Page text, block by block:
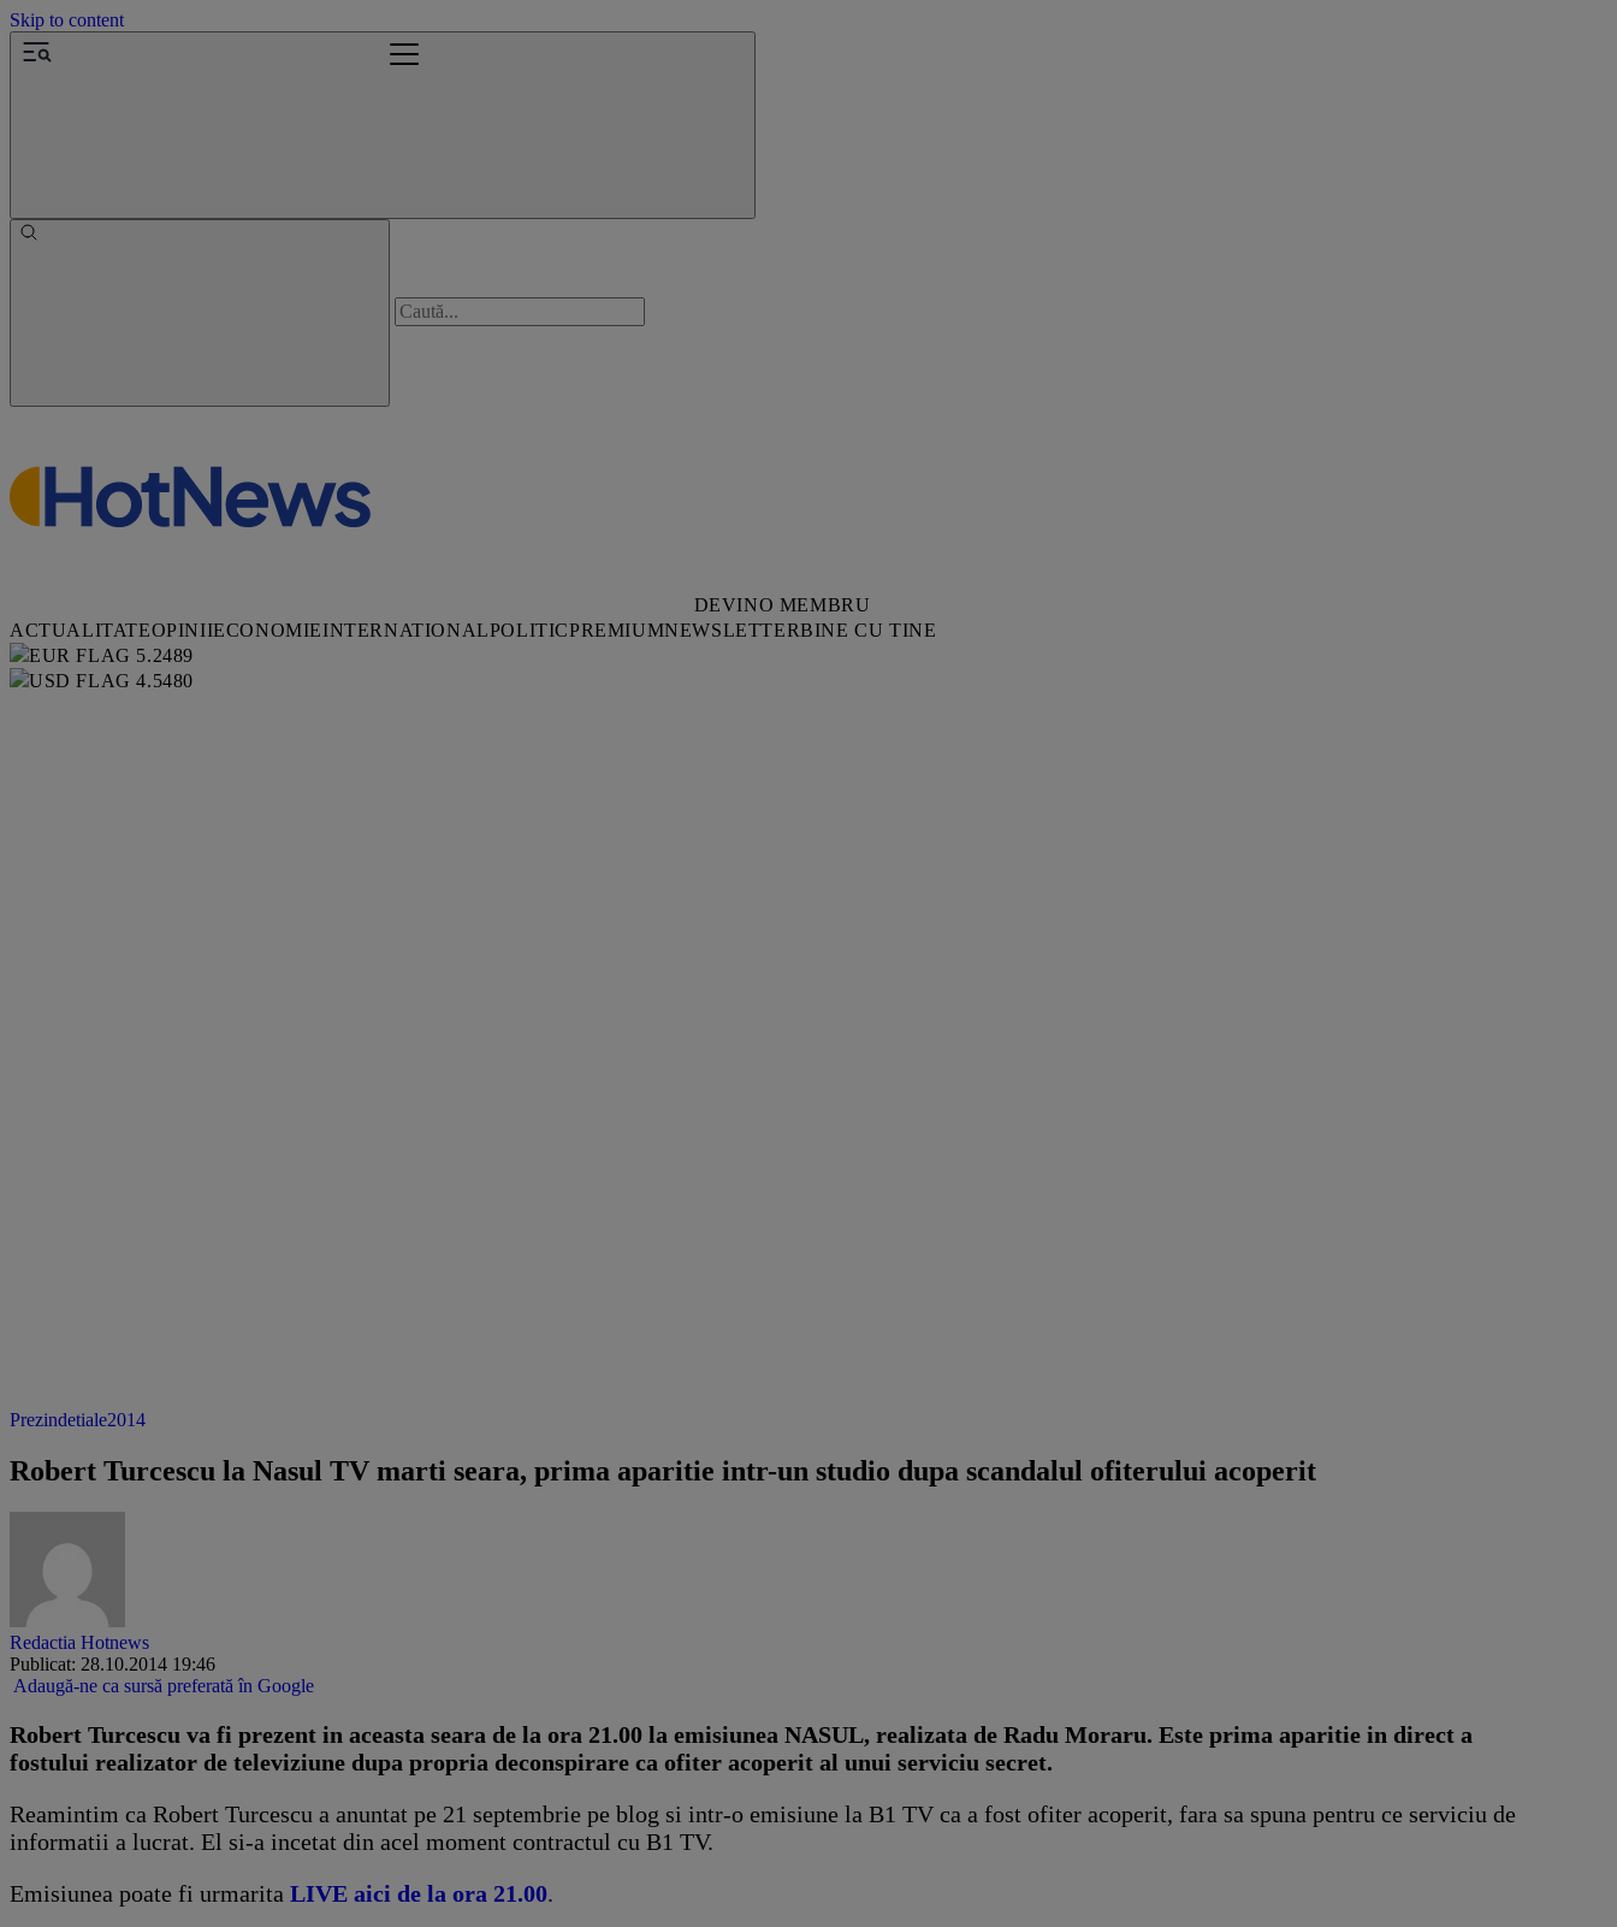
Skip to content
DEVINO MEMBRU
ACTUALITATEOPINIIECONOMIEINTERNATIONALPOLITICPREMIUMNEWSLETTERBINE CU TINE
5.2489
4.5480
Prezindetiale2014
Robert Turcescu la Nasul TV marti seara, prima aparitie intr-un studio dupa scandalul ofiterului acoperit
Redactia Hotnews
Publicat: 28.10.2014 19:46
Adaugă-ne ca sursă preferată în Google
Robert Turcescu va fi prezent in aceasta seara de la ora 21.00 la emisiunea NASUL, realizata de Radu Moraru. Este prima aparitie in direct a
fostului realizator de televiziune dupa propria deconspirare ca ofiter acoperit al unui serviciu secret.
Reamintim ca Robert Turcescu a anuntat pe 21 septembrie pe blog si intr-o emisiune la B1 TV ca a fost ofiter acoperit, fara sa spuna pentru ce serviciu de
informatii a lucrat. El si-a incetat din acel moment contractul cu B1 TV.
Emisiunea poate fi urmarita LIVE aici de la ora 21.00.